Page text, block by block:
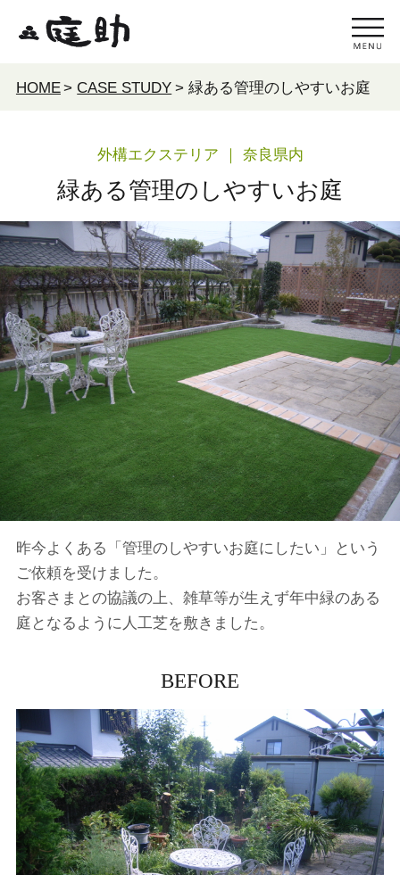
HOME> CASE STUDY > 緑ある管理のしやすいお庭
外構エクステリア ｜ 奈良県内
緑ある管理のしやすいお庭
昨今よくある「管理のしやすいお庭にしたい」という
ご依頼を受けました。
お客さまとの協議の上、雑草等が生えず年中緑のある
庭となるように人工芝を敷きました。
BEFORE